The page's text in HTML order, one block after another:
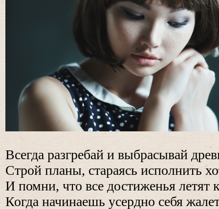
Всегда разгребай и выбрасывай
Строй планы, стараясь исполнить
И помни, что все достиженья летят
Когда начинаешь усердно себя